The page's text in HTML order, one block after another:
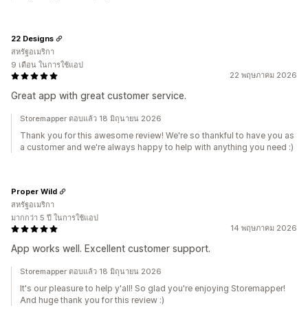
22 พฤษภาคม 2026
Great app with great customer service.
22 Designs
สหรัฐอเมริกา
9 เดือน ในการใช้แอป
Storemapper ตอบแล้ว 18 มิถุนายน 2026
Thank you for this awesome review! We're so thankful to have you as
a customer and we're always happy to help with anything you need :)
14 พฤษภาคม 2026
App works well. Excellent customer support.
Proper Wild
สหรัฐอเมริกา
มากกว่า 5 ปี ในการใช้แอป
Storemapper ตอบแล้ว 18 มิถุนายน 2026
It's our pleasure to help y'all! So glad you're enjoying Storemapper!
And huge thank you for this review :)